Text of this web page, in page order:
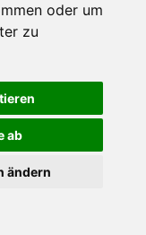
oder um
zu
ab
ändern